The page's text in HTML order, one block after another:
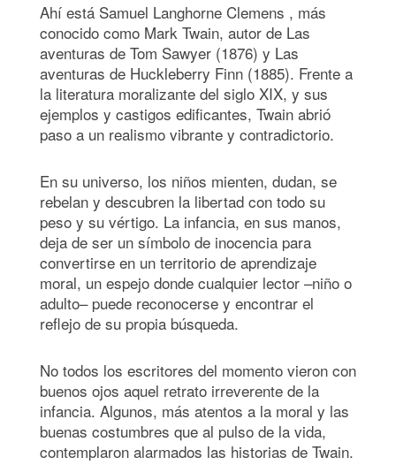
Ahí está Samuel Langhorne Clemens , más
conocido como Mark Twain, autor de Las
aventuras de Tom Sawyer (1876) y Las
aventuras de Huckleberry Finn (1885). Frente a
la literatura moralizante del siglo XIX, y sus
ejemplos y castigos edificantes, Twain abrió
paso a un realismo vibrante y contradictorio.
En su universo, los niños mienten, dudan, se
rebelan y descubren la libertad con todo su
peso y su vértigo. La infancia, en sus manos,
deja de ser un símbolo de inocencia para
convertirse en un territorio de aprendizaje
moral, un espejo donde cualquier lector –niño o
adulto– puede reconocerse y encontrar el
reflejo de su propia búsqueda.
No todos los escritores del momento vieron con
buenos ojos aquel retrato irreverente de la
infancia. Algunos, más atentos a la moral y las
buenas costumbres que al pulso de la vida,
contemplaron alarmados las historias de Twain.